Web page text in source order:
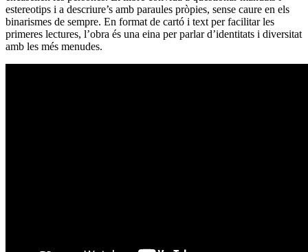
estereotips i a descriure’s amb paraules pròpies, sense caure en els
binarismes de sempre. En format de cartó i text per facilitar les
primeres lectures, l’obra és una eina per parlar d’identitats i diversitat
amb les més menudes.